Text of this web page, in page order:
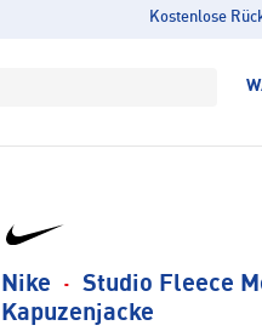
Kostenlose
Nike · Studio Fleece
Kapuzenjacke